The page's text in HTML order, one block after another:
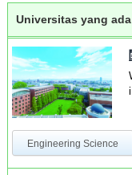
Universitas yang
Engineering Science